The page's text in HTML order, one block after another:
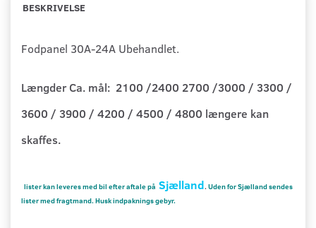
BESKRIVELSE
Fodpanel 30A-24A Ubehandlet.
Længder Ca. mål: 2100 /2400 2700 /3000 / 3300 /
3600 / 3900 / 4200 / 4500 / 4800 længere kan
skaffes.
lister kan leveres med bil efter aftale på Sjælland. Uden for Sjælland sendes
lister med fragtmand. Husk indpaknings gebyr.